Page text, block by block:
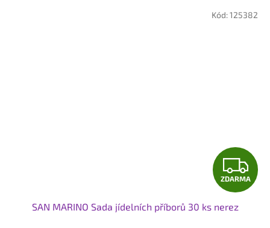
Z
D
ZDARMA
SAN MARINO Sada jídelních příborů 30 ks nerez
Kód:125382